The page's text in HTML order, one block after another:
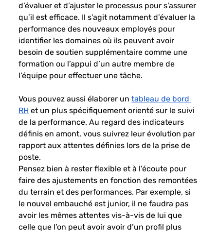
d’évaluer et d’ajuster le processus pour s’assurer
qu’il est efficace. Il s’agit notamment d’évaluer la
performance des nouveaux employés pour
identifier les domaines où ils peuvent avoir
besoin de soutien supplémentaire comme une
formation ou l’appui d’un autre membre de
l’équipe pour effectuer une tâche.
Vous pouvez aussi élaborer un tableau de bord
RH et un plus spécifiquement orienté sur le suivi
de la performance. Au regard des indicateurs
définis en amont, vous suivrez leur évolution par
rapport aux attentes définies lors de la prise de
poste.
Pensez bien à rester flexible et à l’écoute pour
faire des ajustements en fonction des remontées
du terrain et des performances. Par exemple, si
le nouvel embauché est junior, il ne faudra pas
avoir les mêmes attentes vis-à-vis de lui que
celle que l’on peut avoir avoir d’un profil plus